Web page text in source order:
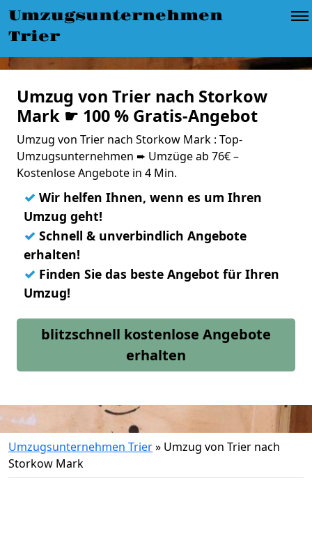
Umzugsunternehmen
Trier
Umzug von Trier nach Storkow
Mark ☛ 100 % Gratis-Angebot
Umzug von Trier nach Storkow Mark : Top-
Umzugsunternehmen ➨ Umzüge ab 76€ –
Kostenlose Angebote in 4 Min.
✓ Wir helfen Ihnen, wenn es um Ihren
Umzug geht!
✓ Schnell & unverbindlich Angebote
erhalten!
✓ Finden Sie das beste Angebot für Ihren
Umzug!
blitzschnell kostenlose Angebote
erhalten
Umzugsunternehmen Trier» Umzug von Trier nach
Storkow Mark